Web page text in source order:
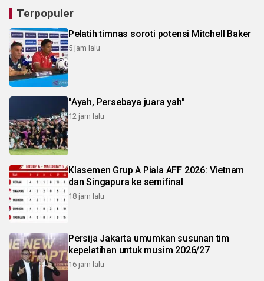
Terpopuler
Pelatih timnas soroti potensi Mitchell Baker
5 jam lalu
"Ayah, Persebaya juara yah"
12 jam lalu
Klasemen Grup A Piala AFF 2026: Vietnam
dan Singapura ke semifinal
18 jam lalu
Persija Jakarta umumkan susunan tim
kepelatihan untuk musim 2026/27
16 jam lalu